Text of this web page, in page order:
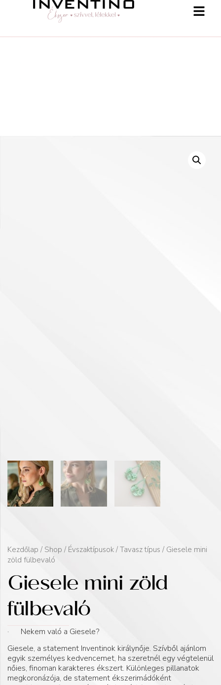
Kezdőlap / Shop / Évszaktípusok / Tavasz típus / Giesele mini
zöld fülbevaló
Giesele mini zöld
fülbevaló
· Nekem való a Giesele?
Giesele, a statement Inventinok királynője. Szívből ajánlom
egyik személyes kedvencemet, ha szeretnél egy végtelenül
nőies, finoman karakteres ékszert. Különleges pillanatok
megkoronázója, de statement ékszerimádóként